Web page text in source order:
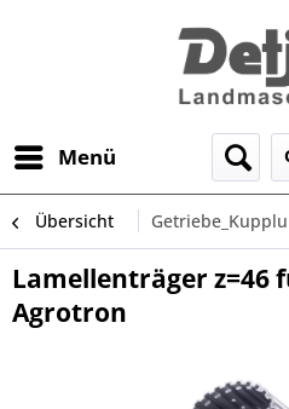
Menü
Übersicht
Lamellenträger z=46
Agrotron